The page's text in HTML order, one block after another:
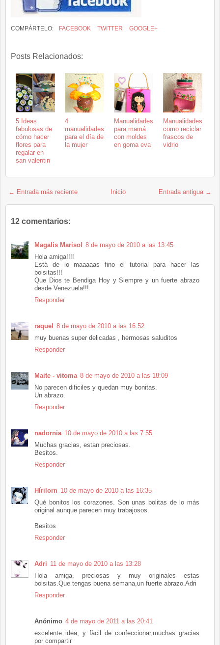
COMPÁRTELO: FACEBOOK TWITTER GOOGLE+
Posts Relacionados:
5 Ideas
fabulosas de
cómo hacer
flores para
regalar en
san valentin
4
manualidades
para el día de
la mujer
Manualidades
para mamá
con moldes
en goma eva
Manualidades
como reciclar
frascos de
vidrio
← Entrada más reciente Entrada antigua →
Inicio
12 comentarios:
Magalis Marisol 8 de mayo de 2010 a las 13:45
Hola amiga!!!!
Está de lo maaaaas fino el tutorial para hacer las
bolsitas!!!
Que Dios te Bendiga Hoy y Siempre y un fuerte abrazo
desde Venezuela!!!
Responder
raquel 8 de mayo de 2010 a las 16:52
muy buenas super delicadas , hermosas saluditos
Responder
Maite - vitoma 8 de mayo de 2010 a las 18:09
No parecen dificiles y quedan muy bonitas.
Un abrazo.
Responder
nadornia 10 de mayo de 2010 a las 7:55
Muchas gracias, estan preciosas.
Besitos.
Responder
Hírilorn 10 de mayo de 2010 a las 16:35
Qué bonitos los corazones. Son unas bolitas de lo más
original aunque parecen muy trabajosos.
Besitos
Responder
Adri 11 de mayo de 2010 a las 13:28
Hola amiga, preciosas y muy originales estas
bolsitas.Que tengas buena semana,un fuerte abrazo.Adri
Responder
Anónimo 4 de mayo de 2011 a las 20:41
excelente idea, y fàcil de confeccionar,muchas gracias
por compartir